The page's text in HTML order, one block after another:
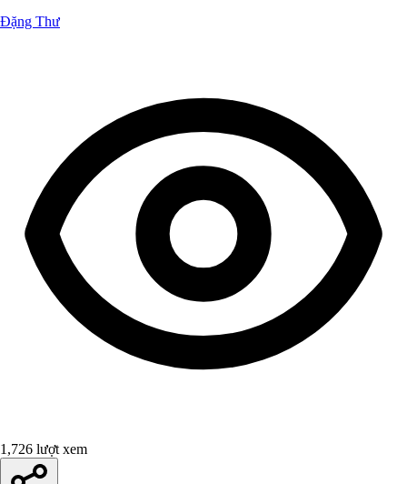
Đặng Thư
1,726 lượt xem